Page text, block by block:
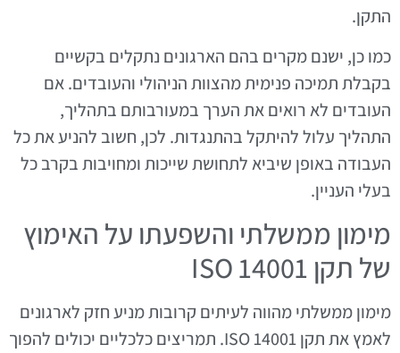
התקן.
כמו כן, ישנם מקרים בהם הארגונים נתקלים בקשיים
בקבלת תמיכה פנימית מהצוות הניהולי והעובדים. אם
העובדים לא רואים את הערך במעורבותם בתהליך,
התהליך עלול להיתקל בהתנגדות. לכן, חשוב להניע את כל
העבודה באופן שיביא לתחושת שייכות ומחויבות בקרב כל
בעלי העניין.
מימון ממשלתי והשפעתו על האימוץ
של תקן ISO 14001
מימון ממשלתי מהווה לעיתים קרובות מניע חזק לארגונים
לאמץ את תקן ISO 14001. תמריצים כלכליים יכולים להפוך